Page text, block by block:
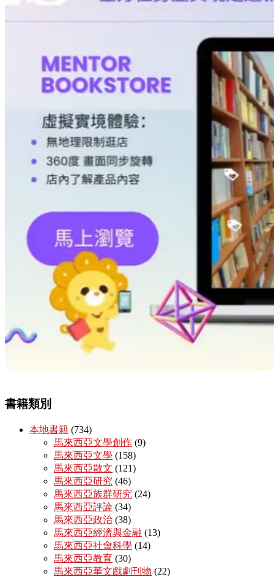
書籍類別
本地書籍 (734)
馬來西亞文學創作 (9)
馬來西亞文學 (158)
馬來西亞散文 (121)
馬來西亞研究 (46)
馬來西亞族群研究 (24)
馬來西亞評論 (34)
馬來西亞政治 (38)
馬來西亞經濟與金融 (13)
馬來西亞社會科學 (14)
馬來西亞教育 (30)
馬來西亞華文戲劇刊物 (22)